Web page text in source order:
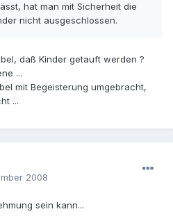
hat man mit Sicherheit die
nicht ausgeschlossen.
daß Kinder getauft werden ?
...
mit Begeisterung umgebracht,
...
2008
sein kann...